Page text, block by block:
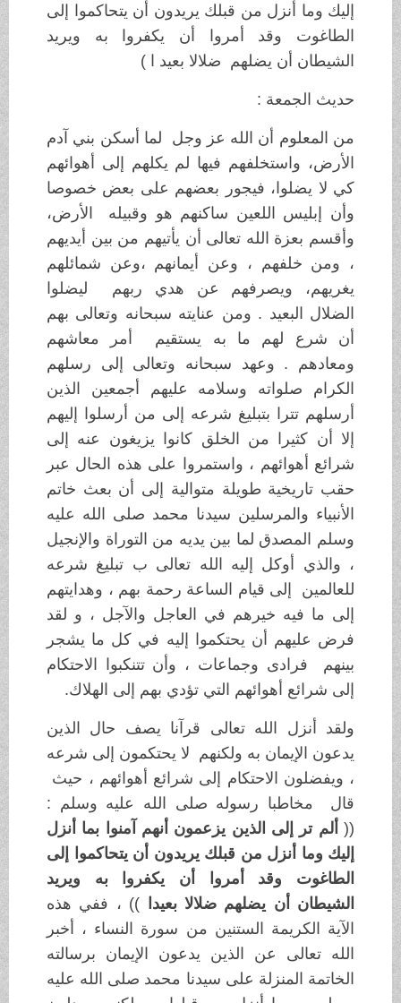
إليك وما أنزل من قبلك يريدون أن يتحاكموا إلى
الطاغوت وقد أمروا أن يكفروا به ويريد
الشيطان أن يضلهم ضلالا بعيد ا )
حديث الجمعة :
من المعلوم أن الله عز وجل لما أسكن بني آدم
الأرض، واستخلفهم فيها لم يكلهم إلى أهوائهم
كي لا يضلوا، فيجور بعضهم على بعض خصوصا
وأن إبليس اللعين ساكنهم هو وقبيله الأرض،
وأقسم بعزة الله تعالى أن يأتيهم من بين أيديهم
، ومن خلفهم ، وعن أيمانهم ،وعن شمائلهم
يغريهم، ويصرفهم عن هدي ربهم ليضلوا
الضلال البعيد . ومن عنايته سبحانه وتعالى بهم
أن شرع لهم ما به يستقيم أمر معاشهم
ومعادهم . وعهد سبحانه وتعالى إلى رسلهم
الكرام صلواته وسلامه عليهم أجمعين الذين
أرسلهم تترا بتبليغ شرعه إلى من أرسلوا إليهم
إلا أن كثيرا من الخلق كانوا يزيغون عنه إلى
شرائع أهوائهم ، واستمروا على هذه الحال عبر
حقب تاريخية طويلة متوالية إلى أن بعث خاتم
الأنبياء والمرسلين سيدنا محمد صلى الله عليه
وسلم المصدق لما بين يديه من التوراة والإنجيل
، والذي أوكل إليه الله تعالى ب تبليغ شرعه
للعالمين إلى قيام الساعة رحمة بهم ، وهدايتهم
إلى ما فيه خيرهم في العاجل والآجل ، و لقد
فرض عليهم أن يحتكموا إليه في كل ما يشجر
بينهم فرادى وجماعات ، وأن تتنكبوا الاحتكام
إلى شرائع أهوائهم التي تؤدي بهم إلى الهلاك.
ولقد أنزل الله تعالى قرآنا يصف حال الذين
يدعون الإيمان به ولكنهم لا يحتكمون إلى شرعه
، ويفضلون الاحتكام إلى شرائع أهوائهم ، حيث
قال مخاطبا رسوله صلى الله عليه وسلم :
ألم تر إلى الذين يزعمون أنهم آمنوا بما أنزل
إليك وما أنزل من قبلك يريدون أن يتحاكموا إلى
الطاغوت وقد أمروا أن يكفروا به ويريد
الشيطان أن يضلهم ضلالا بعيدا)) ، ففي هذه
الآية الكريمة الستنين من سورة النساء ، أخبر
الله تعالى عن الذين يدعون الإيمان برسالته
الخاتمة المنزلة على سيدنا محمد صلى الله عليه